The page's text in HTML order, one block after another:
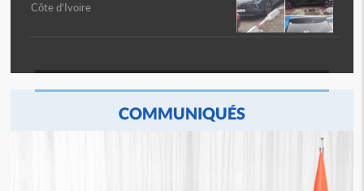
Côte d'Ivoire
COMMUNIQUÉS